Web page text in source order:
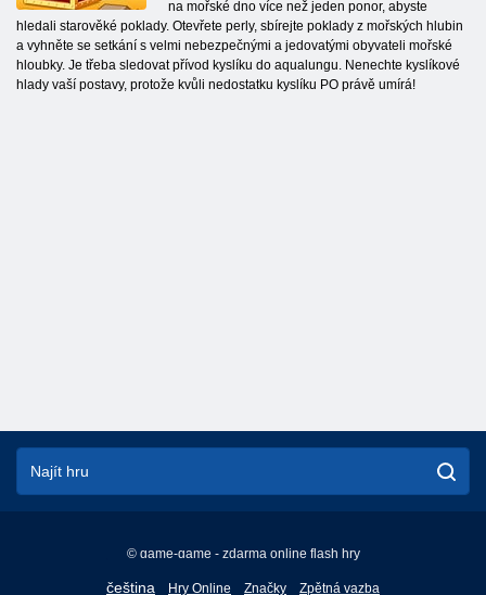
na mořské dno více než jeden ponor, abyste
hledali starověké poklady. Otevřete perly, sbírejte poklady z mořských hlubin
a vyhněte se setkání s velmi nebezpečnými a jedovatými obyvateli mořské
hloubky. Je třeba sledovat přívod kyslíku do aqualungu. Nenechte kyslíkové
hlady vaší postavy, protože kvůli nedostatku kyslíku PO právě umírá!
© game-game - zdarma online flash hry
čeština
English
Hry Online Značky Zpětná vazba